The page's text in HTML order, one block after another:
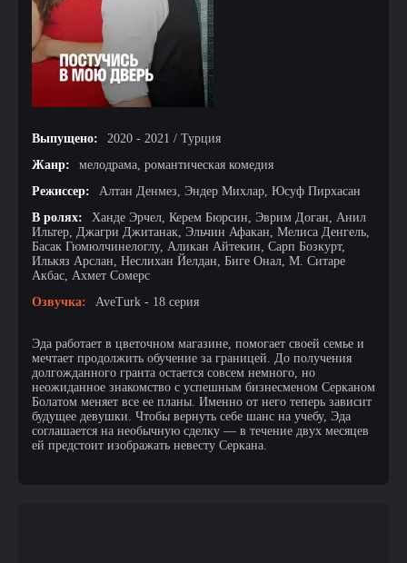
Выпущено:
2020 - 2021 / Турция
Жанр:
мелодрама, романтическая комедия
Режиссер:
Алтан Денмез, Эндер Михлар, Юсуф Пирхасан
В ролях:
Ханде Эрчел, Керем Бюрсин, Эврим Доган, Анил
Ильтер, Джагри Джитанак, Эльчин Афакан, Мелиса Денгель,
Басак Гюмюлчинелоглу, Аликан Айтекин, Сарп Бозкурт,
Илькяз Арслан, Неслихан Йелдан, Биге Онал, М. Ситаре
Акбас, Ахмет Сомерс
Озвучка:
AveTurk - 18 серия
Эда работает в цветочном магазине, помогает своей семье и
мечтает продолжить обучение за границей. До получения
долгожданного гранта остается совсем немного, но
неожиданное знакомство с успешным бизнесменом Серканом
Болатом меняет все ее планы. Именно от него теперь зависит
будущее девушки. Чтобы вернуть себе шанс на учебу, Эда
соглашается на необычную сделку — в течение двух месяцев
ей предстоит изображать невесту Серкана.